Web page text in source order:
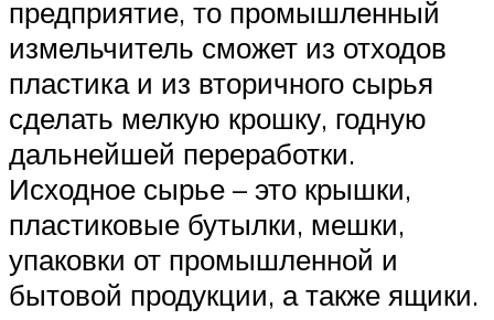
предприятие, то промышленный
измельчитель сможет из отходов
пластика и из вторичного сырья
сделать мелкую крошку, годную
дальнейшей переработки.
Исходное сырье – это крышки,
пластиковые бутылки, мешки,
упаковки от промышленной и
бытовой продукции, а также ящики.